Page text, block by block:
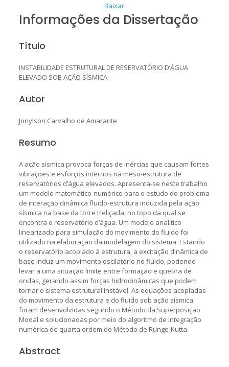
Baixar
Informações da Dissertação
Título
INSTABILIDADE ESTRUTURAL DE RESERVATÓRIO D’ÁGUA
ELEVADO SOB AÇÃO SÍSMICA
Autor
Jonylson Carvalho de Amarante
Resumo
A ação sísmica provoca forças de inércias que causam fortes
vibrações e esforços internos na meso-estrutura de
reservatórios d’água elevados. Apresenta-se neste trabalho
um modelo matemático-numérico para o estudo do problema
de interação dinâmica fluido-estrutura induzida pela ação
sísmica na base da torre treliçada, no topo da qual se
encontra o reservatório d’água. Um modelo analítico
linearizado para simulação do movimento do fluido foi
utilizado na elaboração da modelagem do sistema. Estando
o reservatório acoplado à estrutura, a excitação dinâmica de
base induz um movimento oscilatório no fluido, podendo
levar a uma situação limite entre formação e quebra de
ondas, gerando assim forças hidrodinâmicas que podem
tornar o sistema estrutural instável. As equações acopladas
do movimento da estrutura e do fluido sob ação sísmica
foram desenvolvidas segundo o Método da Superposição
Modal e solucionadas por meio do algoritmo de integração
numérica de quarta ordem do Método de Runge-Kutta.
Abstract